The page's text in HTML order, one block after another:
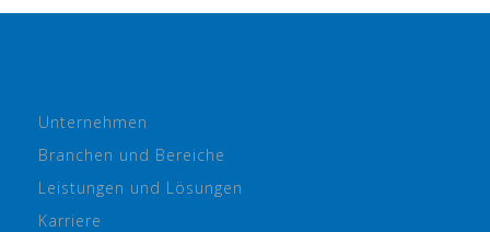
Unternehmen
Branchen und Bereiche
Leistungen und Lösungen
Karriere